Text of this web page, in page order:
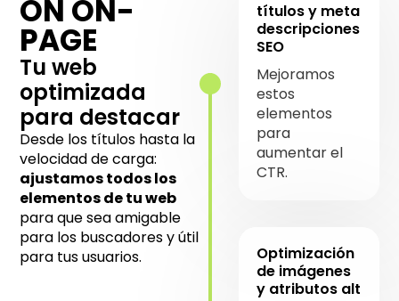
ÓN ON-
PAGE
Tu web
optimizada
para destacar
Desde los títulos hasta la
velocidad de carga:
ajustamos todos los
elementos de tu web
para que sea amigable
para los buscadores y útil
para tus usuarios.
títulos y meta
descripciones
SEO
Mejoramos
estos
elementos
para
aumentar el
CTR.
Optimización
de imágenes
y atributos alt